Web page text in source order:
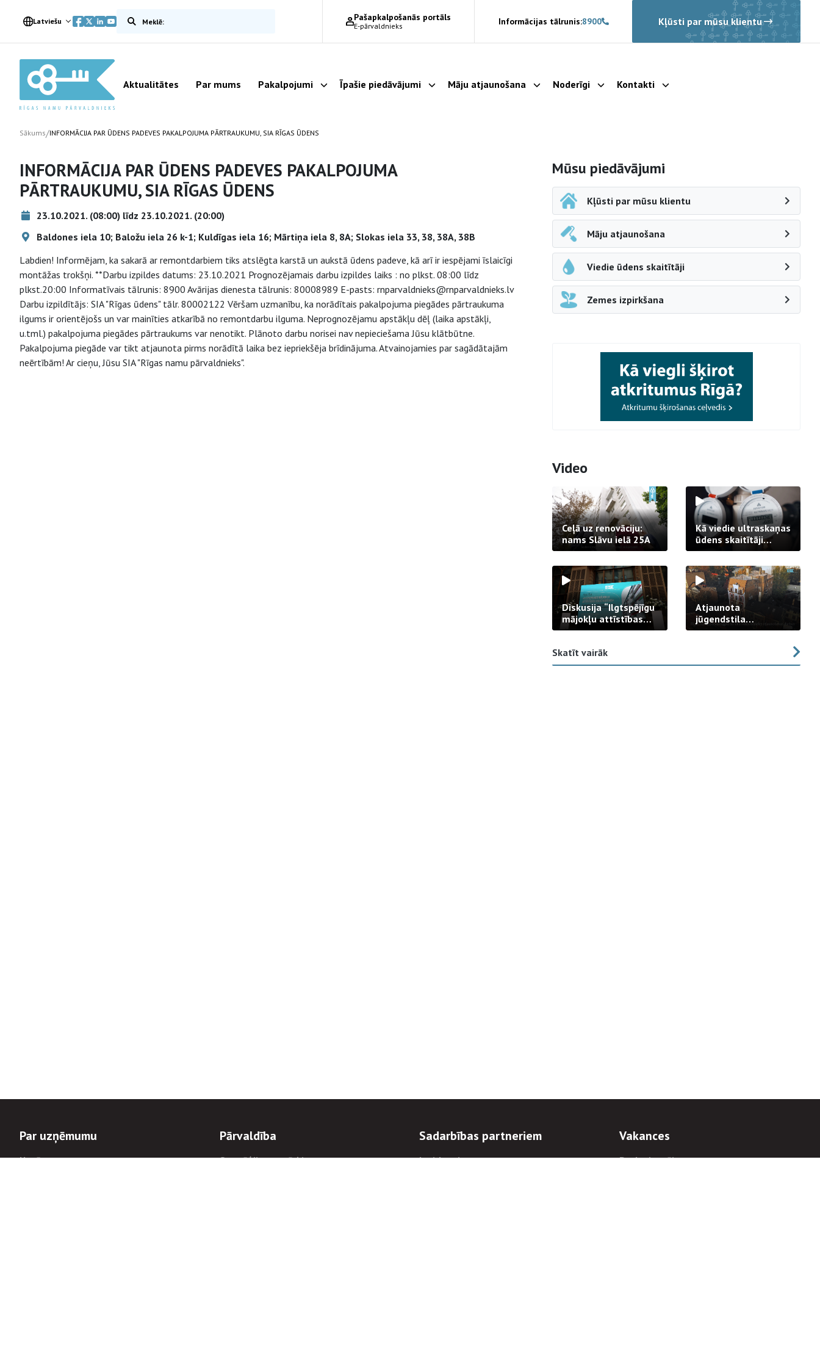
Latviešu Meklēt vietnē Pašapkalpošanās portāls
E-pārvaldnieks Informācijas tālrunis:8900 Kļūsti par mūsu klientu
Aktualitātes Par mums Pakalpojumi Parādīt apakšizvēlni
Īpašie piedāvājumi Parādīt apakšizvēlni
Māju atjaunošana Parādīt apakšizvēlni
Noderīgi Parādīt apakšizvēlni
Kontakti Parādīt apakšizvēlni
Sākums/INFORMĀCIJA PAR ŪDENS PADEVES PAKALPOJUMA PĀRTRAUKUMU, SIA RĪGAS ŪDENS
INFORMĀCIJA PAR ŪDENS PADEVES PAKALPOJUMA
PĀRTRAUKUMU, SIA RĪGAS ŪDENS
23.10.2021. (08:00) līdz 23.10.2021. (20:00)
Baldones iela 10; Baložu iela 26 k-1; Kuldīgas iela 16; Mārtiņa iela 8, 8A; Slokas iela 33, 38, 38A, 38B
Labdien! Informējam, ka sakarā ar remontdarbiem tiks atslēgta karstā un aukstā ūdens padeve, kā arī ir iespējami īslaicīgi
montāžas trokšņi. **Darbu izpildes datums: 23.10.2021 Prognozējamais darbu izpildes laiks : no plkst. 08:00 līdz
plkst.20:00 Informatīvais tālrunis: 8900 Avārijas dienesta tālrunis: 80008989 E-pasts: rnparvaldnieks@rnparvaldnieks.lv
Darbu izpildītājs: SIA "Rīgas ūdens" tālr. 80002122 Vēršam uzmanību, ka norādītais pakalpojuma piegādes pārtraukuma
ilgums ir orientējošs un var mainīties atkarībā no remontdarbu ilguma. Neprognozējamu apstākļu dēļ (laika apstākļi,
u.tml.) pakalpojuma piegādes pārtraukums var nenotikt. Plānoto darbu norisei nav nepieciešama Jūsu klātbūtne.
Pakalpojuma piegāde var tikt atjaunota pirms norādītā laika bez iepriekšēja brīdinājuma. Atvainojamies par sagādātajām
neērtībām! Ar cieņu, Jūsu SIA "Rīgas namu pārvaldnieks".
Sāna navigācija
Mūsu piedāvājumi
Kļūsti par mūsu klientu
Māju atjaunošana
Viedie ūdens skaitītāji
Zemes izpirkšana
Video
Ceļā uz renovāciju:
nams Slāvu ielā 25A
Kā viedie ultraskaņas
ūdens skaitītāji
strādā praksē
Diskusija “Ilgtspējīgu
mājokļu attīstības
izaicinājums”
Atjaunota
jūgendstila
arhitektūras pērles
Skatīt vairāk
Par uzņēmumu
Uzņēmums
Pārvaldība
Stratēģija un mērķi
Sadarbības partneriem
Iepirkumi
Vakances
Darba iespējas